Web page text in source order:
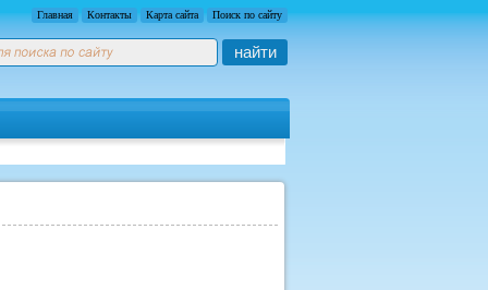
Главная Контакты Карта сайта Поиск по сайту
найти